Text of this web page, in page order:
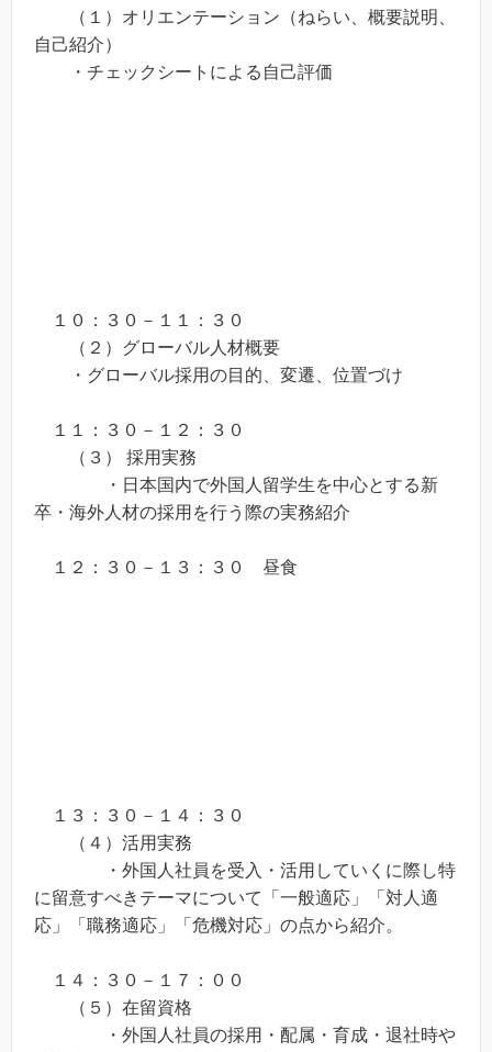
（１）オリエンテーション（ねらい、概要説明、
自己紹介）
・チェックシートによる自己評価
１０：３０－１１：３０
（２）グローバル人材概要
・グローバル採用の目的、変遷、位置づけ
１１：３０－１２：３０
（３） 採用実務
・日本国内で外国人留学生を中心とする新
卒・海外人材の採用を行う際の実務紹介
１２：３０－１３：３０ 昼食
１３：３０－１４：３０
（４）活用実務
・外国人社員を受入・活用していくに際し特
に留意すべきテーマについて「一般適応」「対人適
応」「職務適応」「危機対応」の点から紹介。
１４：３０－１７：００
（５）在留資格
・外国人社員の採用・配属・育成・退社時や